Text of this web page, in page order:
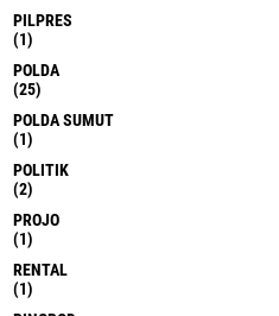
PILPRES
(1)
POLDA
(25)
POLDA SUMUT
(1)
POLITIK
(2)
PROJO
(1)
RENTAL
(1)